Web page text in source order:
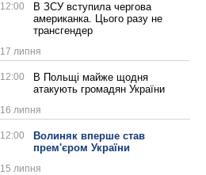
12:00
В ЗСУ вступила чергова
американка. Цього разу не
трансгендер
17 липня
12:00
В Польщі майже щодня
атакують громадян України
16 липня
12:00
Волиняк вперше став
прем'єром України
15 липня